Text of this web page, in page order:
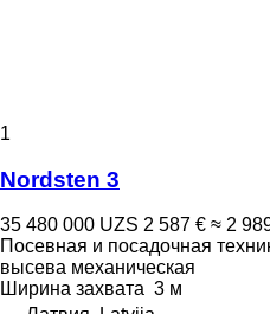
1
Nordsten 3
35 480 000 UZS 2 587 € ≈ 2
Посевная и посадочная
высева механическая
Ширина захвата 3 м